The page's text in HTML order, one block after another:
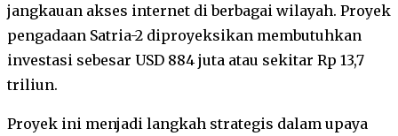
jangkauan akses internet di berbagai wilayah. Proyek
pengadaan Satria-2 diproyeksikan membutuhkan
investasi sebesar USD 884 juta atau sekitar Rp 13,7
triliun.
Proyek ini menjadi langkah strategis dalam upaya